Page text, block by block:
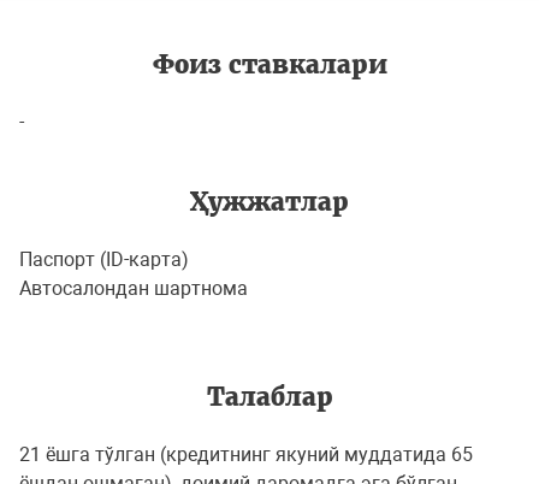
Фоиз ставкалари
-
Ҳужжатлар
Паспорт (ID-карта)
Автосалондан шартнома
Талаблар
21 ёшга тўлган (кредитнинг якуний муддатида 65